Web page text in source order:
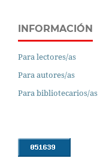
INFORMACIÓN
Para lectores/as
Para autores/as
Para bibliotecarios/as